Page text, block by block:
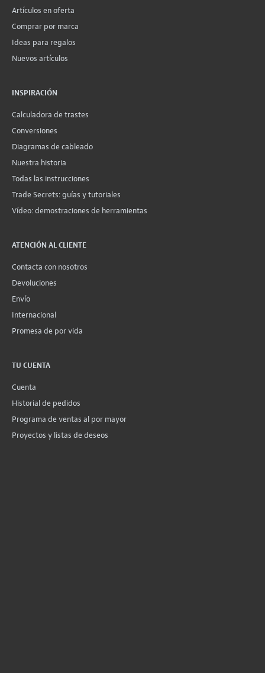
Artículos en oferta
Comprar por marca
Ideas para regalos
Nuevos artículos
INSPIRACIÓN
Calculadora de trastes
Conversiones
Diagramas de cableado
Nuestra historia
Todas las instrucciones
Trade Secrets: guías y tutoriales
Vídeo: demostraciones de herramientas
ATENCIÓN AL CLIENTE
Contacta con nosotros
Devoluciones
Envío
Internacional
Promesa de por vida
TU CUENTA
Cuenta
Historial de pedidos
Programa de ventas al por mayor
Proyectos y listas de deseos